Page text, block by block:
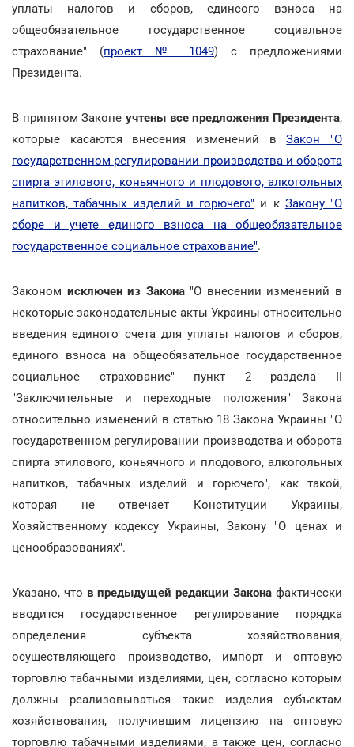
уплаты налогов и сборов, единсого взноса на
общеобязательное государственное социальное
страхование" (проект № 1049) с предложениями
Президента.
В принятом Законе учтены все предложения Президента,
которые касаются внесения изменений вЗакон "О
государственном регулировании производства и оборота
спирта этилового, коньячного и плодового, алкогольных
напитков, табачных изделий и горючего" и к Закону "О
сборе и учете единого взноса на общеобязательное
государственное социальное страхование".
Законом исключен из Закона"О внесении изменений в
некоторые законодательные акты Украины относительно
введения единого счета для уплаты налогов и сборов,
единого взноса на общеобязательное государственное
социальное страхование" пункт 2 раздела II
"Заключительные и переходные положения" Закона
относительно изменений в статью 18 Закона Украины "О
государственном регулировании производства и оборота
спирта этилового, коньячного и плодового, алкогольных
напитков, табачных изделий и горючего", как такой,
которая не отвечает Конституции Украины,
Хозяйственному кодексу Украины, Закону "О ценах и
ценообразованиях".
Указано, что в предыдущей редакции Закона фактически
вводится государственное регулирование порядка
определения субъекта хозяйствования,
осуществляющего производство, импорт и оптовую
торговлю табачными изделиями, цен, согласно которым
должны реализовываться такие изделия субъектам
хозяйствования, получившим лицензию на оптовую
торговлю табачными изделиями, а также цен, согласно